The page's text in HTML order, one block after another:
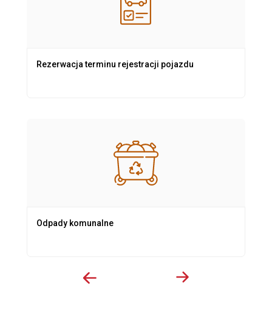
Rezerwacja terminu rejestracji pojazdu
Odpady komunalne